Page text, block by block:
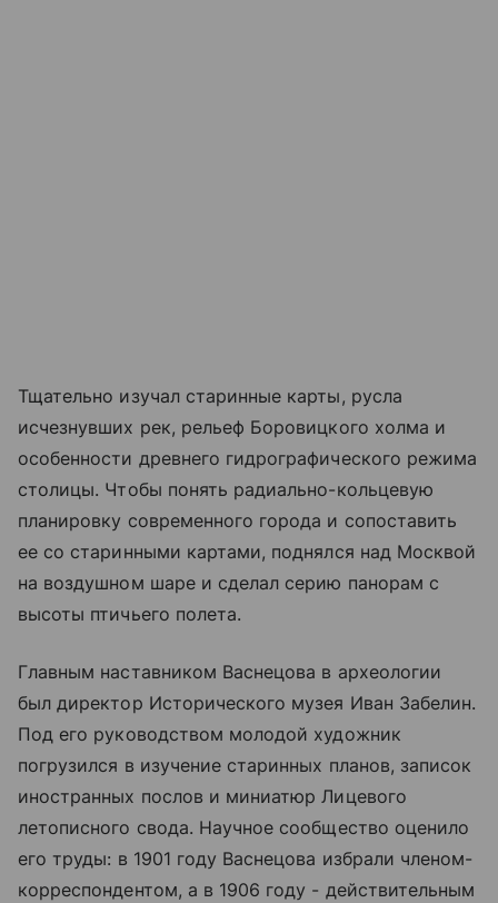
Тщательно изучал старинные карты, русла
исчезнувших рек, рельеф Боровицкого холма и
особенности древнего гидрографического режима
столицы. Чтобы понять радиально-кольцевую
планировку современного города и сопоставить
ее со старинными картами, поднялся над Москвой
на воздушном шаре и сделал серию панорам с
высоты птичьего полета.
Главным наставником Васнецова в археологии
был директор Исторического музея Иван Забелин.
Под его руководством молодой художник
погрузился в изучение старинных планов, записок
иностранных послов и миниатюр Лицевого
летописного свода. Научное сообщество оценило
его труды: в 1901 году Васнецова избрали членом-
корреспондентом, а в 1906 году - действительным